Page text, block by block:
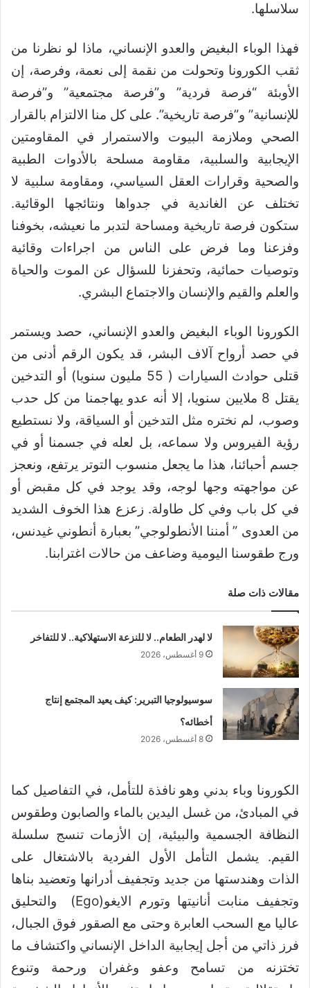
سلاسلها.
فهذا الوباء البغيض والعدو الإنساني، ماذا لو نظرنا من
ثقب الكورونا وتحولت من نقمة إلى نعمة، وفرصة، إن
الأوبئة “فرصة فردية” و”فرصة مجتمعية” و”فرصة
للإنسانية” و”فرصة تاريخية”. على كل منا الالتزام بالقرار
الصحي وملازمة البيوت والاستمرار في المقاومتين
الإيجابية والسلبية، مقاومة مسلحة بالأدوات الطبية
والصحية وقرارات العقل السياسي، ومقاومة سلبية لا
تختلف عن الغاندية في جدواها ونتائجها الوقائية.
ستكون فرصة تاريخية ومساحة لتدبر ما نعيشه، بخوفنا
وفزعنا وما فرض على الناس من اجراءات وقائية
وتوصيات حمائية، وتحفزنا للسؤال عن الموت والحياة
والعلم والقيم والإنسان والاجتماع البشري.
الكورونا الوباء البغيض والعدو الإنساني، حصد ويستمر
في حصد أرواح آلاف البشر، قد يكون الرقم أدنى من
قتلى حوادث السيارات ( 55 مليون سنويا) أو التدخين
يقتل 8 ملايين سنويا، إلا أنه عدو يهاجمنا من كل حدب
وصوب، لم نختره مثل التدخين أو السياقة، ولا نستطيع
رؤية الفيروس ولا سماعه، بل لعله في جسمنا أو في
جسم أحبائنا، هذا ما يجعل منسوب التوتر يرتفع، ونعجز
عن مواجهته وجها لوجه، وقد يوجد في كل مقبض أو
في كل باب وفي كل طاولة. زعزع هذا الخوف الشديد
من العدوى ” أمننا الأنطولوجي” بعبارة أنطوني غيدنس،
ورج طقوسنا اليومية وضاعف من حالات اغترابنا.
مقالات ذات صلة
لا لهدر الطعام.. لا للنزعة الاستهلاكية.. لا للتفاخر
9 أغسطس، 2026
سوسيولوجيا التبرير: كيف يعيد المجتمع إنتاج
أخطائه؟
8 أغسطس، 2026
الكورونا وباء بدني وهو نافذة للتأمل، في التفاصيل كما
في المبادئ، من غسل اليدين بالماء والصابون وطقوس
النظافة الجسمية والبيئية، إن الأزمات تنسج سلسلة
القيم. يشمل التأمل الأول الفردية بالاشتغال على
الذات وهندستها من جديد وتجفيف أدرانها وتعضيد بناها
وتجفيف منابت أنانيتها وتورم الايغو(Ego) والتحليق
عاليا مع السحب العابرة وحتى مع الصقور فوق الجبال،
فرز ذاتي من أجل إيجابية الداخل الإنساني واكتشاف ما
تختزنه من تسامح وعفو وغفران ورحمة وتنوع